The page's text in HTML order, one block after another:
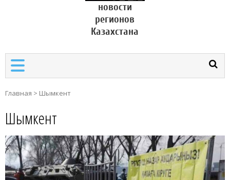
новости
регионов
Казахстана
Главная > Шымкент
Шымкент